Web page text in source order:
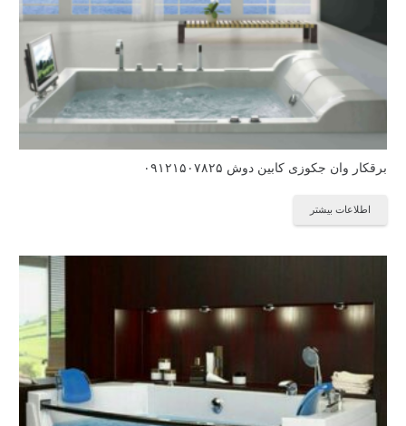
برقکار وان جکوزی کابین دوش ۰۹۱۲۱۵۰۷۸۲۵
اطلاعات بیشتر